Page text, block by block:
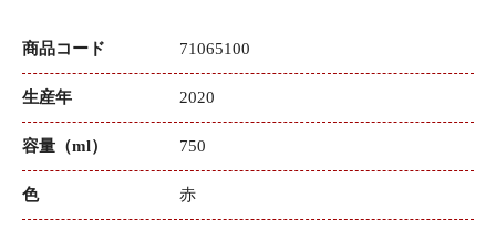
商品コード 71065100
生産年 2020
容量（ml） 750
色 赤